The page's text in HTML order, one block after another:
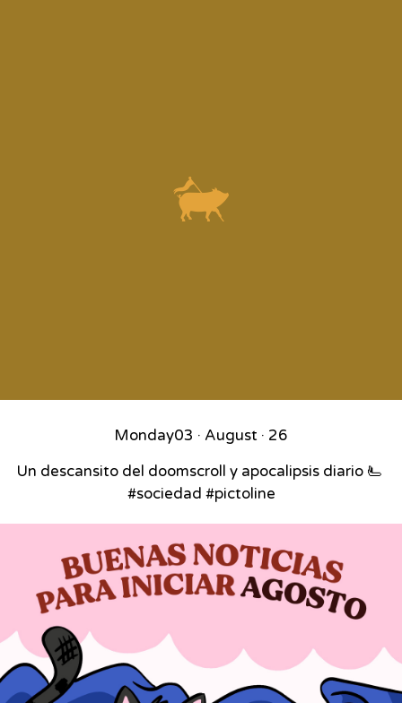
Monday03 · August · 26
Un descansito del doomscroll y apocalipsis diario 🫷⁣ ⁣
#sociedad #pictoline